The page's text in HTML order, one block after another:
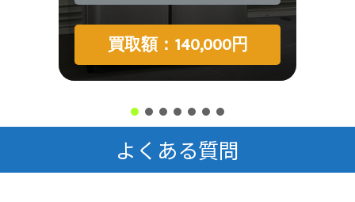
買取額：140,000円
よくある質問